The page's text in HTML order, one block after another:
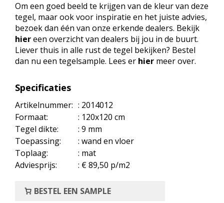
Om een goed beeld te krijgen van de kleur van deze
tegel, maar ook voor inspiratie en het juiste advies,
bezoek dan één van onze erkende dealers. Bekijk
hiereen overzicht van dealers bij jou in de buurt.
Liever thuis in alle rust de tegel bekijken? Bestel
dan nu een tegelsample. Lees er hier meer over.
Specificaties
Artikelnummer: : 2014012
Formaat:
: 120x120 cm
Tegel dikte:
: 9 mm
Toepassing:
: wand en vloer
Toplaag:
: mat
Adviesprijs:
: € 89,50 p/m2
BESTEL EEN SAMPLE